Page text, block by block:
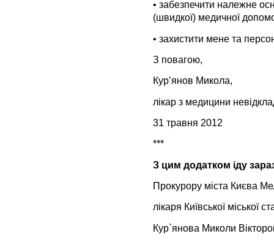
• забезпечити належне
(швидкої) медичної
• захистити мене та
З повагою,
Кур’янов Микола,
лікар з медицини
31 травня 2012
***
З цим додатком іду
Прокурору міста Києва
лікаря Київської міської
Кур`янова Миколи